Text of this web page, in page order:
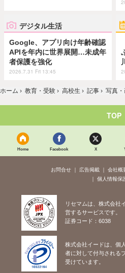
デジタル生活
Google、アプリ向け年齢確認
APIを年内に世界展開…未成年
者保護を強化
2026.7.31 Fri 13:45
ホーム › 教育・受験 › 高校生 › 記事 › 写真・
TOP
Home Facebook X
お問合せ 広告掲載 会社概
個人情報保
リセマムは、株式会社
営するサービスです。
証券コード：6038
株式会社イードは、個
者に対して付与される
受けています。